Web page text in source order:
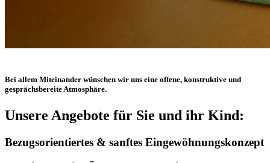
Bei allem Miteinander wünschen wir uns eine offene, konstruktive und
gesprächsbereite Atmosphäre.
Unsere Angebote für Sie und ihr Kind:
Bezugsorientiertes & sanftes Eingewöhnungskonzept